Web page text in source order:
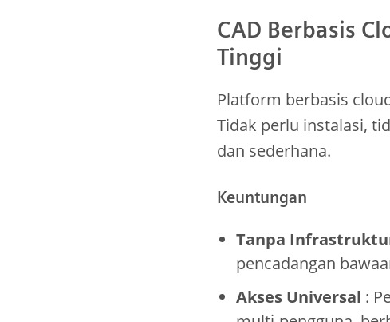
CAD Berbasis
Tinggi
Platform berbasis
Tidak perlu instalasi,
dan sederhana.
Keuntungan
Tanpa
pencadangan
Akses Universal :